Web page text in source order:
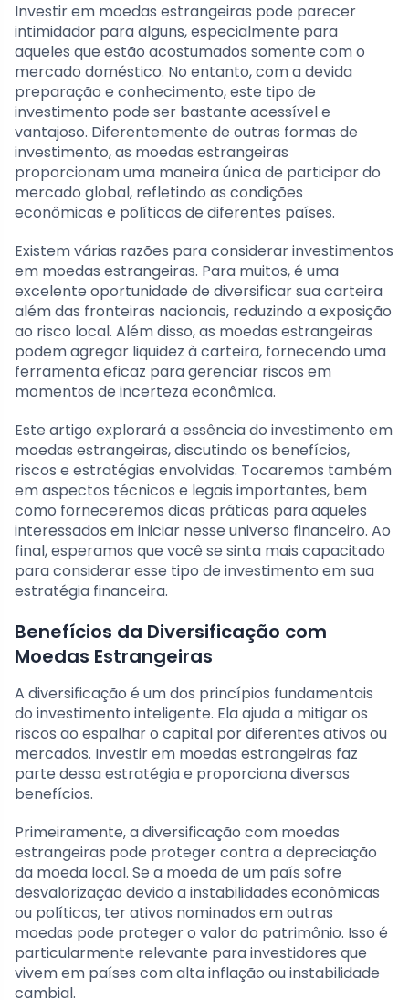
Investir em moedas estrangeiras pode parecer
intimidador para alguns, especialmente para
aqueles que estão acostumados somente com o
mercado doméstico. No entanto, com a devida
preparação e conhecimento, este tipo de
investimento pode ser bastante acessível e
vantajoso. Diferentemente de outras formas de
investimento, as moedas estrangeiras
proporcionam uma maneira única de participar do
mercado global, refletindo as condições
econômicas e políticas de diferentes países.
Existem várias razões para considerar investimentos
em moedas estrangeiras. Para muitos, é uma
excelente oportunidade de diversificar sua carteira
além das fronteiras nacionais, reduzindo a exposição
ao risco local. Além disso, as moedas estrangeiras
podem agregar liquidez à carteira, fornecendo uma
ferramenta eficaz para gerenciar riscos em
momentos de incerteza econômica.
Este artigo explorará a essência do investimento em
moedas estrangeiras, discutindo os benefícios,
riscos e estratégias envolvidas. Tocaremos também
em aspectos técnicos e legais importantes, bem
como forneceremos dicas práticas para aqueles
interessados em iniciar nesse universo financeiro. Ao
final, esperamos que você se sinta mais capacitado
para considerar esse tipo de investimento em sua
estratégia financeira.
Benefícios da Diversificação com
Moedas Estrangeiras
A diversificação é um dos princípios fundamentais
do investimento inteligente. Ela ajuda a mitigar os
riscos ao espalhar o capital por diferentes ativos ou
mercados. Investir em moedas estrangeiras faz
parte dessa estratégia e proporciona diversos
benefícios.
Primeiramente, a diversificação com moedas
estrangeiras pode proteger contra a depreciação
da moeda local. Se a moeda de um país sofre
desvalorização devido a instabilidades econômicas
ou políticas, ter ativos nominados em outras
moedas pode proteger o valor do patrimônio. Isso é
particularmente relevante para investidores que
vivem em países com alta inflação ou instabilidade
cambial.